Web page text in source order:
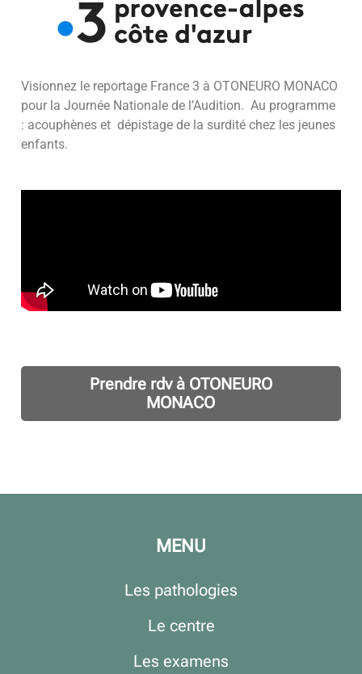
Visionnez le reportage France 3 à OTONEURO MONACO
pour la Journée Nationale de l’Audition. Au programme
: acouphènes et dépistage de la surdité chez les jeunes
enfants.
Prendre rdv à OTONEURO
MONACO
MENU
Les pathologies
Le centre
Les examens